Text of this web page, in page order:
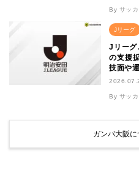
By サッ
Jリーグ
Jリー
の支援
技面や
By サッ
ガンバ大阪に